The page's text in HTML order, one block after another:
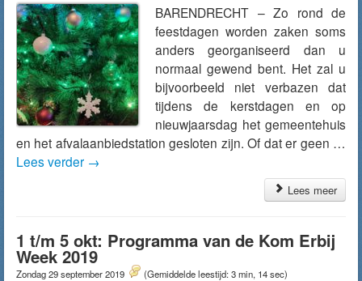
BARENDRECHT – Zo rond de
feestdagen worden zaken soms
anders georganiseerd dan u
normaal gewend bent. Het zal u
bijvoorbeeld niet verbazen dat
tijdens de kerstdagen en op
nieuwjaarsdag het gemeentehuis
en het afvalaanbiedstation gesloten zijn. Of dat er geen …
Lees verder →
Lees meer
1 t/m 5 okt: Programma van de Kom Erbij
Week 2019
Zondag 29 september 2019 (Gemiddelde leestijd: 3 min, 14 sec)